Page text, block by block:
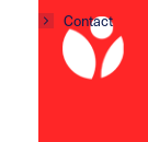
Contact